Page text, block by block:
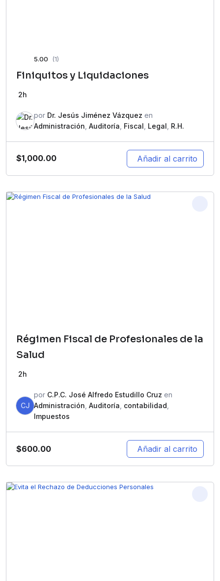
5.00 (1)
Finiquitos y Liquidaciones
2h
por Dr. Jesús Jiménez Vázquez en
Administración Auditoría Fiscal Legal R.H.
$1,000.00 Añadir al carrito
Régimen Fiscal de Profesionales de la
Salud
2h
CJ
por C.P.C. José Alfredo Estudillo Cruz en
Administración Auditoría contabilidad
Impuestos
$600.00 Añadir al carrito